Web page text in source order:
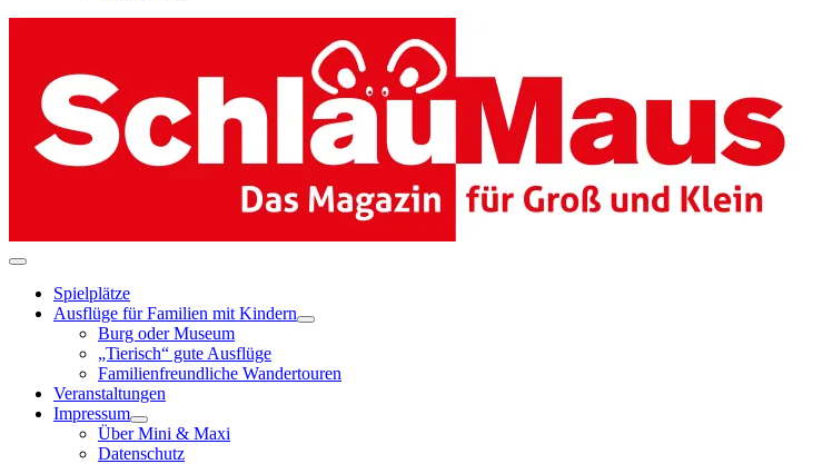
Spielplätze
Ausflüge für Familien mit Kindern
Burg oder Museum
„Tierisch“ gute Ausflüge
Familienfreundliche Wandertouren
Veranstaltungen
Impressum
Über Mini & Maxi
Datenschutz